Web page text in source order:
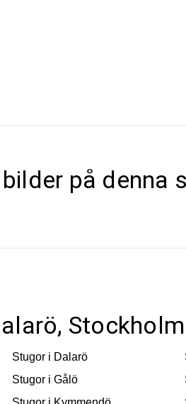
på denna
Stockholm
Stugor i Dalarö
Stugor i Gålö